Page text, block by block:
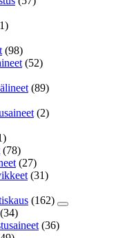
(98)
(52)
(89)
(2)
(78)
(27)
(31)
(162)
(34)
(36)